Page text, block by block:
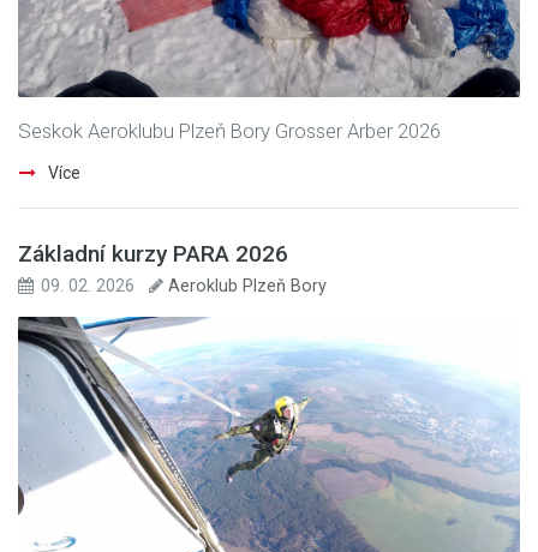
Seskok Aeroklubu Plzeň Bory Grosser Arber 2026
Více
Základní kurzy PARA 2026
09. 02. 2026 Aeroklub Plzeň Bory